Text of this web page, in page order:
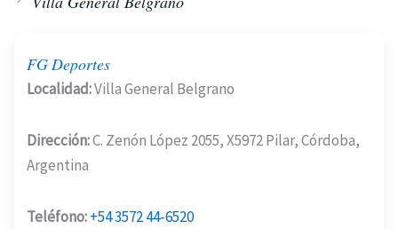
FG Deportes
Localidad:Villa General Belgrano
Dirección:C. Zenón López 2055, X5972 Pilar, Córdoba,
Argentina
Teléfono:+54 3572 44-6520